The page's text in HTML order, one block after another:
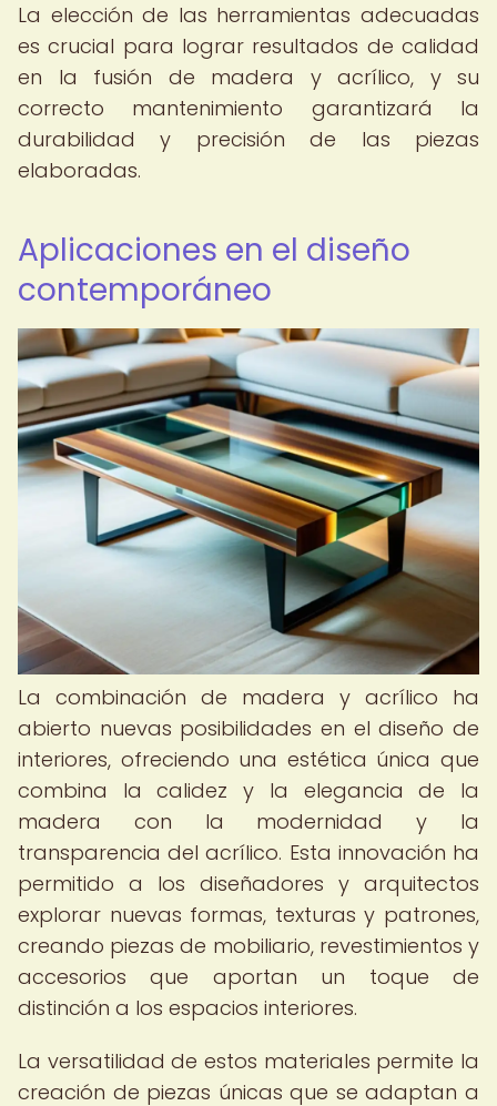
La elección de las herramientas adecuadas
es crucial para lograr resultados de calidad
en la fusión de madera y acrílico, y su
correcto mantenimiento garantizará la
durabilidad y precisión de las piezas
elaboradas.
Aplicaciones en el diseño
contemporáneo
La combinación de madera y acrílico ha
abierto nuevas posibilidades en el diseño de
interiores, ofreciendo una estética única que
combina la calidez y la elegancia de la
madera con la modernidad y la
transparencia del acrílico. Esta innovación ha
permitido a los diseñadores y arquitectos
explorar nuevas formas, texturas y patrones,
creando piezas de mobiliario, revestimientos y
accesorios que aportan un toque de
distinción a los espacios interiores.
La versatilidad de estos materiales permite la
creación de piezas únicas que se adaptan a